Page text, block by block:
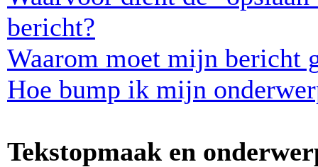
bericht?
Waarom moet mijn bericht
Hoe bump ik mijn
Tekstopmaak en